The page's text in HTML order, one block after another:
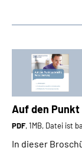
Auf den
PDF, 1MB, Datei ist
In dieser